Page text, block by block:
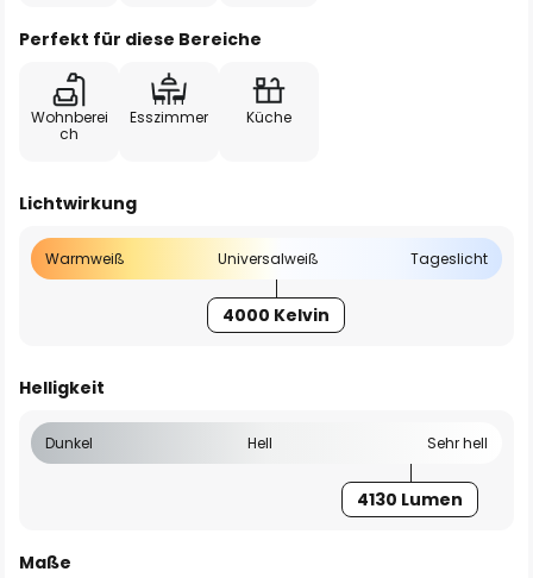
Perfekt für diese Bereiche
Wohnberei
ch
Esszimmer Küche
Lichtwirkung
Warmweiß Universalweiß Tageslicht
4000 Kelvin
Helligkeit
Dunkel Hell Sehr hell
4130 Lumen
Maße